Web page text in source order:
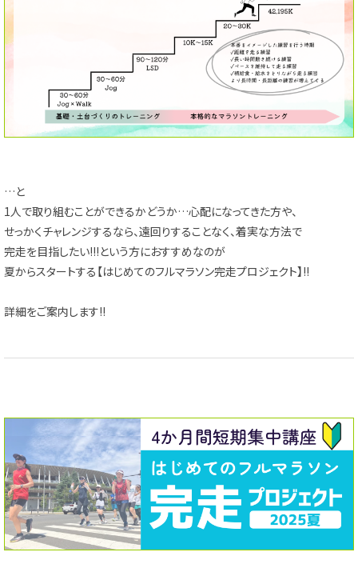
…と
1人で取り組むことができるかどうか…心配になってきた方や、
せっかくチャレンジするなら、遠回りすることなく、着実な方法で
完走を目指したい!!!という方におすすめなのが
夏からスタートする【はじめてのフルマラソン完走プロジェクト】!!
詳細をご案内します!!